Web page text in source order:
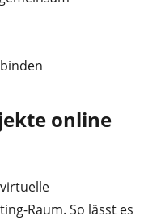
online
Raum. So lässt es